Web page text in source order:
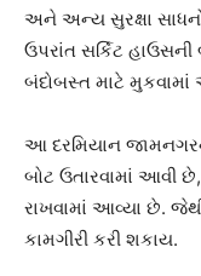
અને અન્ય સુરક્ષા
ઉપરાંત સર્કિટ
બંદોબસ્ત માટે
આ દરમિયાન
બોટ ઉતારવામાં આવી
રાખવામાં આવ્યા છે.
કામગીરી કરી શકાય.